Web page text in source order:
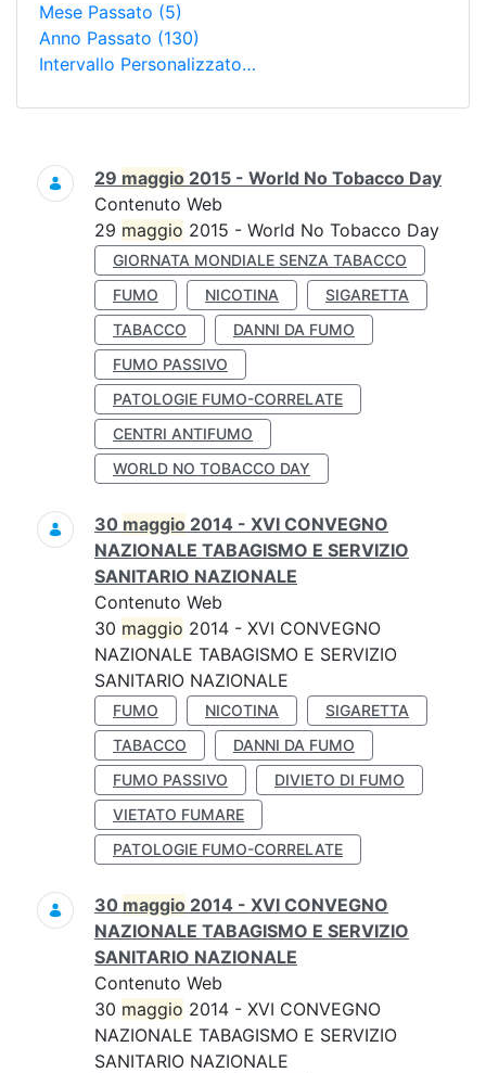
Mese Passato (5)
Anno Passato (130)
Intervallo Personalizzato…
Ricerca
29 maggio 2015 - World No Tobacco Day
Contenuto Web
29 maggio 2015 - World No Tobacco Day
GIORNATA MONDIALE SENZA TABACCO
FUMO
NICOTINA
SIGARETTA
TABACCO
DANNI DA FUMO
FUMO PASSIVO
PATOLOGIE FUMO-CORRELATE
CENTRI ANTIFUMO
WORLD NO TOBACCO DAY
30 maggio 2014 - XVI CONVEGNO
NAZIONALE TABAGISMO E SERVIZIO
SANITARIO NAZIONALE
Contenuto Web
30 maggio 2014 - XVI CONVEGNO
NAZIONALE TABAGISMO E SERVIZIO
SANITARIO NAZIONALE
FUMO NICOTINA
SIGARETTA
TABACCO
DANNI DA FUMO
FUMO PASSIVO
DIVIETO DI FUMO
VIETATO FUMARE
PATOLOGIE FUMO-CORRELATE
30 maggio 2014 - XVI CONVEGNO
NAZIONALE TABAGISMO E SERVIZIO
SANITARIO NAZIONALE
Contenuto Web
30 maggio 2014 - XVI CONVEGNO
NAZIONALE TABAGISMO E SERVIZIO
SANITARIO NAZIONALE